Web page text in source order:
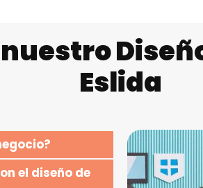
Eslida
el diseño de